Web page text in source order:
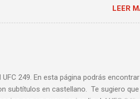
A continuación te enseñamos
pera loca. En esta lista de videos podrás
LEER
249. En esta página podrás encontrar
subtítulos en castellano. Te sugiero que